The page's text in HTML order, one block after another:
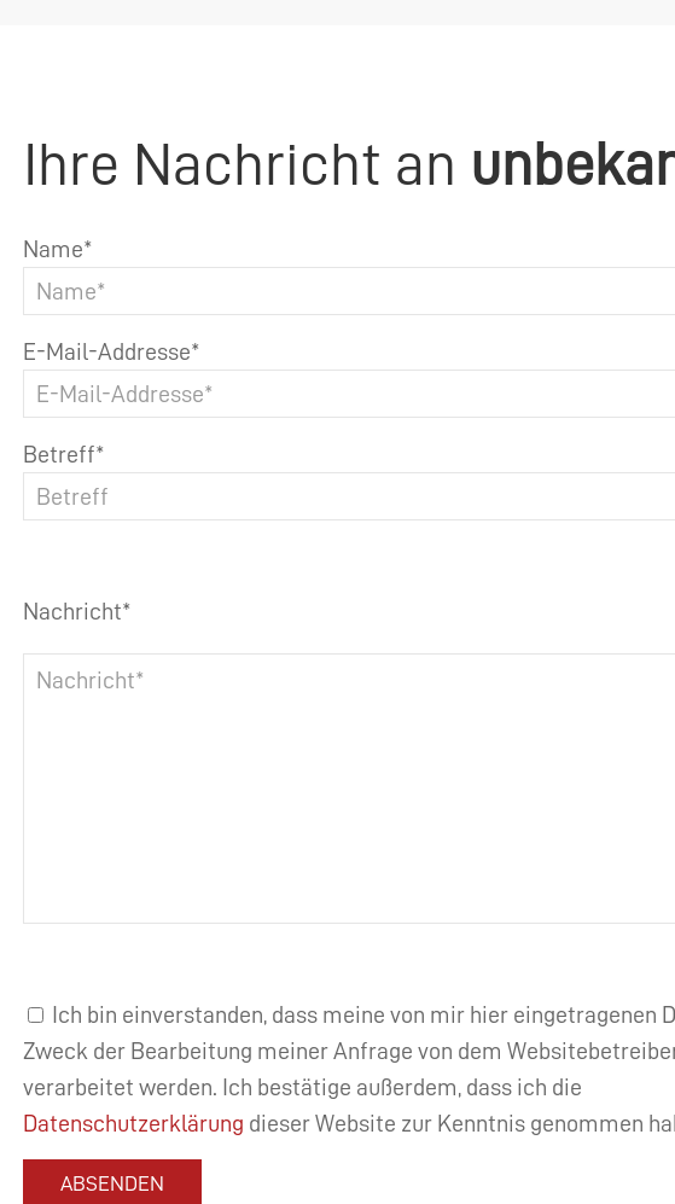
Ihre Nachricht an
Name*
E-Mail-Addresse*
Betreff*
Nachricht*
Ich bin einverstanden, dass meine von mir hier eingetragenen
Zweck der Bearbeitung meiner Anfrage von dem
verarbeitet werden. Ich bestätige außerdem, dass ich die
Datenschutzerklärung dieser Website zur Kenntnis genommen
ABSENDEN